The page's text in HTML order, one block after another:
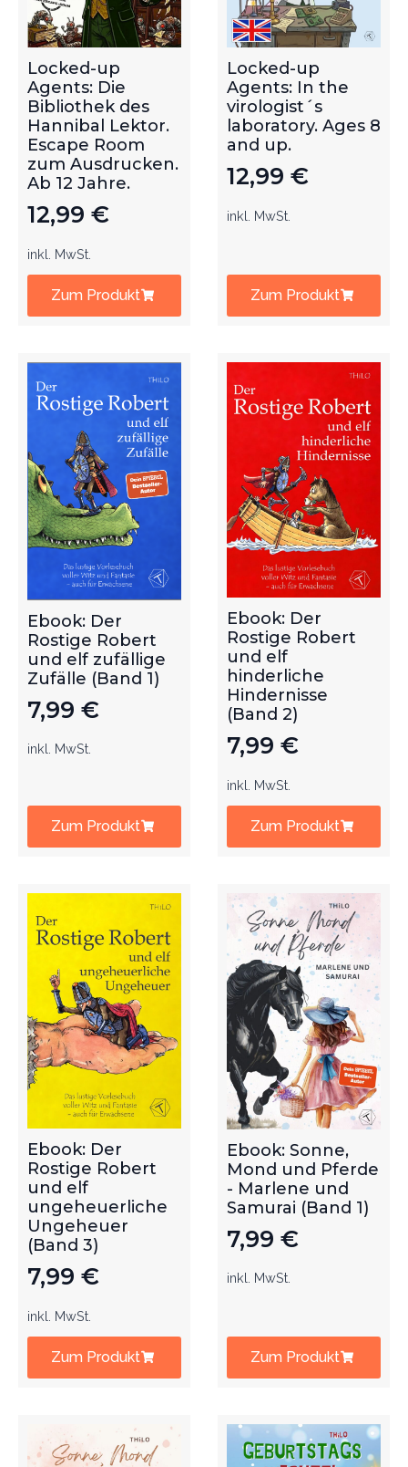
Locked-up
Agents: Die
Bibliothek des
Hannibal Lektor.
Escape Room
zum Ausdrucken.
Ab 12 Jahre.
12,99 €
inkl. MwSt.
Zum Produkt
Locked-up
Agents: In the
virologist´s
laboratory. Ages 8
and up.
12,99 €
inkl. MwSt.
Zum Produkt
Ebook: Der
Rostige Robert
und elf zufällige
Zufälle (Band 1)
7,99 €
inkl. MwSt.
Zum Produkt
Ebook: Der
Rostige Robert
und elf
hinderliche
Hindernisse
(Band 2)
7,99 €
inkl. MwSt.
Zum Produkt
Ebook: Der
Rostige Robert
und elf
ungeheuerliche
Ungeheuer
(Band 3)
7,99 €
inkl. MwSt.
Zum Produkt
Ebook: Sonne,
Mond und Pferde
- Marlene und
Samurai (Band 1)
7,99 €
inkl. MwSt.
Zum Produkt